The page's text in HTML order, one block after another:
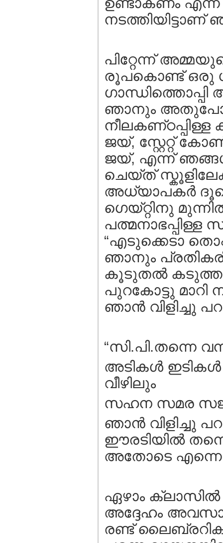
പിറ്റേന്ന്
രൂപകൊണ്ട് ഒരു
ഗാന്ധിത്തൊപ്പി
ഞാനും
ജയ്‌, സ്റ്റേറ്റ്
ജയ്‌, എന്ന് ഞങ്ങള്‍
ചെയ്ത്
അധ്യാപകര്‍
ഗെയ്റ്റിനു
“എടുക്കെടാ
ഞാനും
കൂടുതല്‍ കടുത്തു,
പുറകോട്ടു മാറി
ഞാന്‍ വിളിച്ചു
“സി.പി.തന്നെ
അടികള്‍ ഇടികള്‍
വീഴിലും
സഹന സമര
ഞാന്‍ വിളിച്ചു
ഈരടിയില്‍
അതോടെ എന്നെ
ഏഴാം ക്ലാസില്‍
അദ്ദേഹം
രണ്ട്